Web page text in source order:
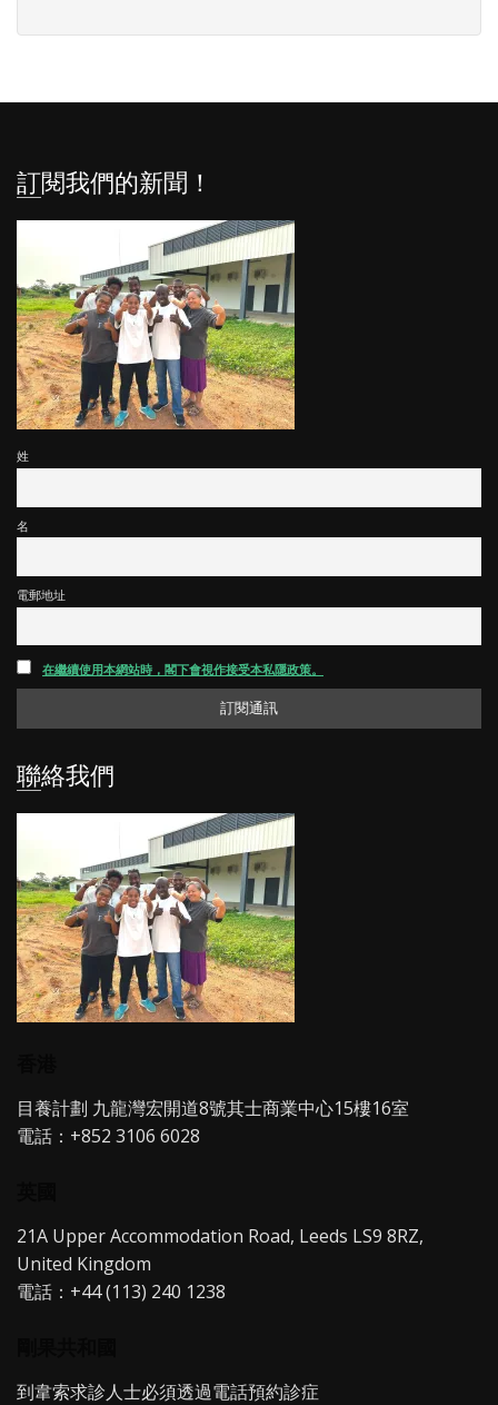
訂閱我們的新聞！
姓
名
電郵地址
在繼續使用本網站時，閣下會視作接受本私隱政策。
聯絡我們
目養計劃 九龍灣宏開道8號其士商業中心15樓16室
電話：+852 3106 6028
21A Upper Accommodation Road, Leeds LS9 8RZ,
United Kingdom
電話：+44 (113) 240 1238
到韋索求診人士必須透過電話預約診症